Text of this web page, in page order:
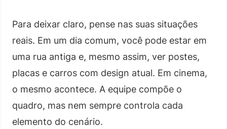
Para deixar claro, pense nas suas situações
reais. Em um dia comum, você pode estar em
uma rua antiga e, mesmo assim, ver postes,
placas e carros com design atual. Em cinema,
o mesmo acontece. A equipe compõe o
quadro, mas nem sempre controla cada
elemento do cenário.